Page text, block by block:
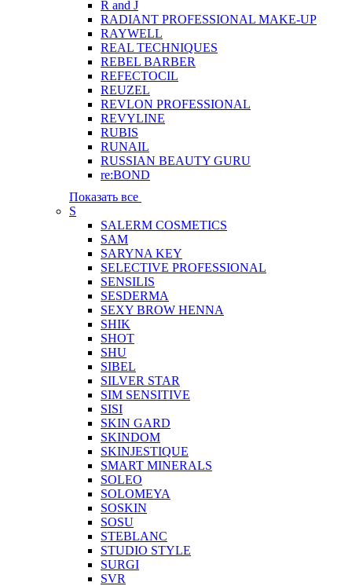
R and J
RADIANT PROFESSIONAL MAKE-UP
RAYWELL
REAL TECHNIQUES
REBEL BARBER
REFECTOCIL
REUZEL
REVLON PROFESSIONAL
REVYLINE
RUBIS
RUNAIL
RUSSIAN BEAUTY GURU
re:BOND
Показать все
S
SALERM COSMETICS
SAM
SARYNA KEY
SELECTIVE PROFESSIONAL
SENSILIS
SESDERMA
SEXY BROW HENNA
SHIK
SHOT
SHU
SIBEL
SILVER STAR
SIM SENSITIVE
SISI
SKIN GARD
SKINDOM
SKINJESTIQUE
SMART MINERALS
SOLEO
SOLOMEYA
SOSKIN
SOSU
STEBLANC
STUDIO STYLE
SURGI
SVR